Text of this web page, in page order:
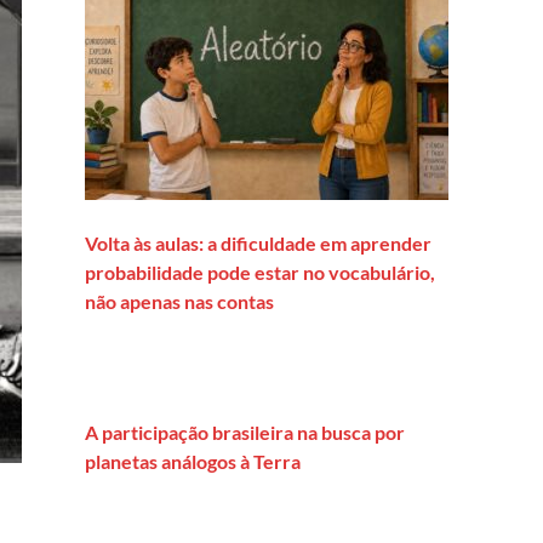
Volta às aulas: a dificuldade em aprender
probabilidade pode estar no vocabulário,
não apenas nas contas
A participação brasileira na busca por
planetas análogos à Terra